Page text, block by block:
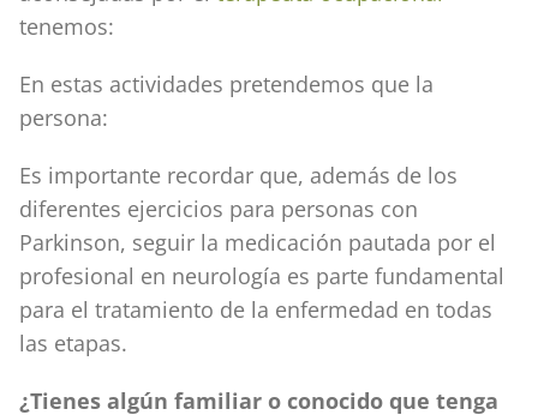
tenemos:
En estas actividades pretendemos que la
persona:
Es importante recordar que, además de los
diferentes ejercicios para personas con
Parkinson, seguir la medicación pautada por el
profesional en neurología es parte fundamental
para el tratamiento de la enfermedad en todas
las etapas.
¿Tienes algún familiar o conocido que tenga